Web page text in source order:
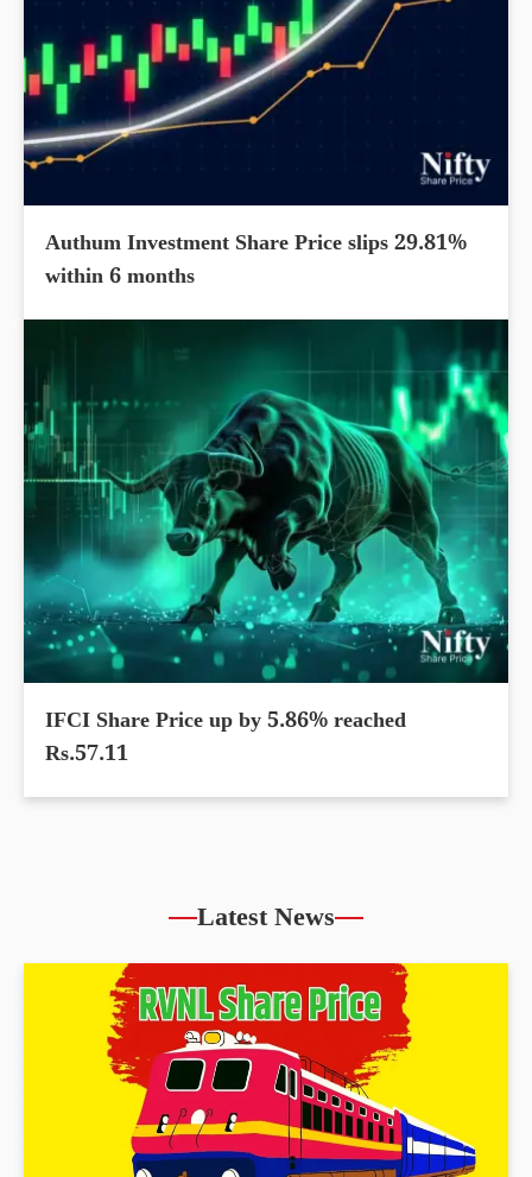
Authum Investment Share Price slips 29.81%
within 6 months
IFCI Share Price up by 5.86% reached
Rs.57.11
Latest News